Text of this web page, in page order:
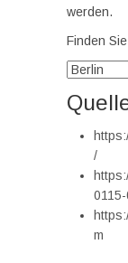
werden.
Finden
/
m